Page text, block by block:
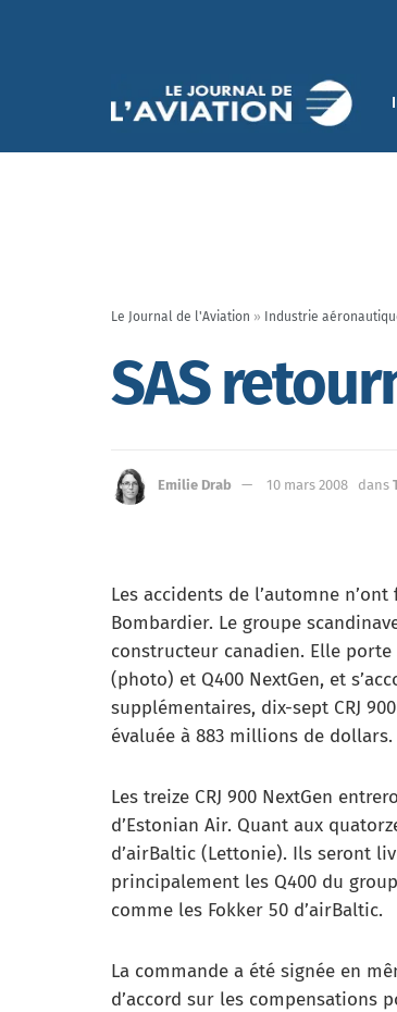
Le Journal de l'Aviation » Industrie
SAS
Emilie Drab 10 mars 2008 dans
Les accidents de l’automne
Bombardier. Le groupe
constructeur canadien. Elle porte
(photo) et Q400 NextGen, et
supplémentaires, dix-sept CRJ
évaluée à 883 millions de dollars.
Les treize CRJ 900 NextGen
d’Estonian Air. Quant aux
d’airBaltic (Lettonie). Ils seront
principalement les Q400 du
comme les Fokker 50 d’airBaltic.
La commande a été signée en
d’accord sur les compensations